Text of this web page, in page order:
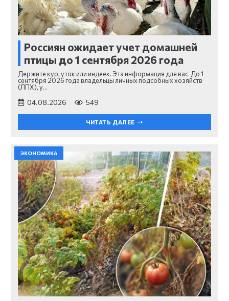
Россиян ожидает учет домашней
птицы до 1 сентября 2026 года
Держите кур, уток или индеек. Эта информация для вас. До 1
сентября 2026 года владельцы личных подсобных хозяйств
(ЛПХ), у…
04.08.2026 549
ЧИТАТЬ ДАЛЕЕ
ЭКОНОМИКА